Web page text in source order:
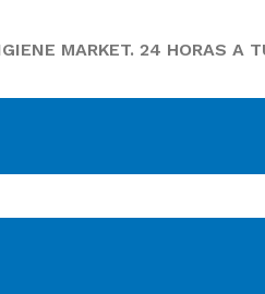
MARKET. 24 HORAS A